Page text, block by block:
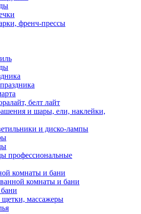
френч-прессы
белт лайт
и шары, ели, наклейки,
и диско-лампы
профессиональные
комнаты и бани
комнаты и бани
щетки, массажеры